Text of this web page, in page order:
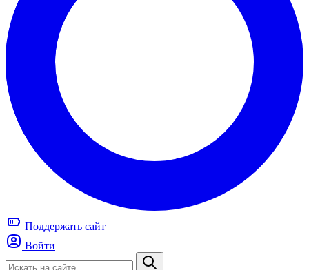
Поддержать сайт
Войти